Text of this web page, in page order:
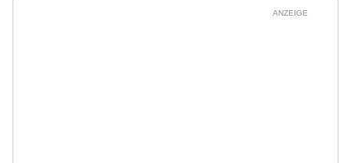
ANZEIGE